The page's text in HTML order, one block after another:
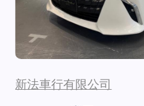
新法車行有限公司